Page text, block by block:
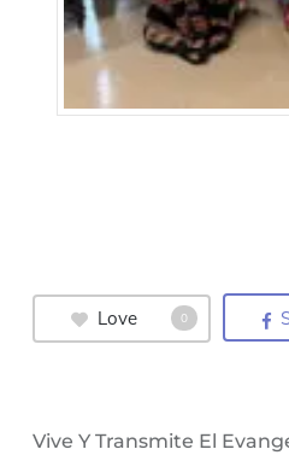
Love 0
Vive Y Transmite El